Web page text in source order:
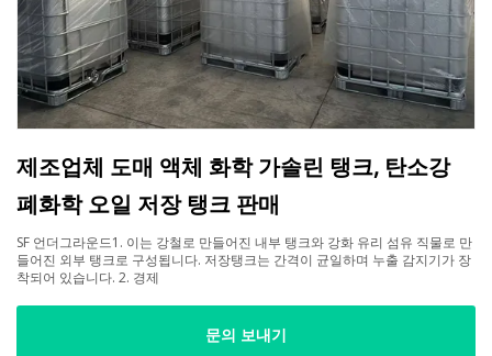
제조업체 도매 액체 화학 가솔린 탱크, 탄소강
폐화학 오일 저장 탱크 판매
SF 언더그라운드1. 이는 강철로 만들어진 내부 탱크와 강화 유리 섬유 직물로 만
들어진 외부 탱크로 구성됩니다. 저장탱크는 간격이 균일하며 누출 감지기가 장
착되어 있습니다. 2. 경제
문의 보내기